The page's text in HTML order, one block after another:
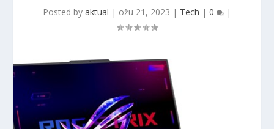
Posted by aktual | ožu 21, 2023 | Tech | 0 |